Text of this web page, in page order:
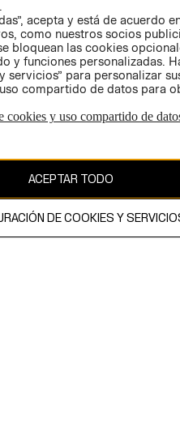
AB
acepta y está de acuerdo
como nuestros socios
bloquean las cookies
y funciones personalizadas.
servicios” para personalizar
compartido de datos para
cookies y uso compartido de
ACEPTAR TODO
DE COOKIES Y